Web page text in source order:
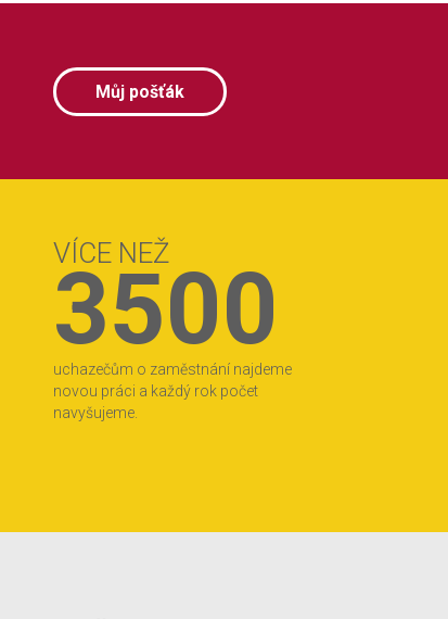
Můj pošťák
VÍCE NEŽ
3500
uchazečům o zaměstnání najdeme
novou práci a každý rok počet
navyšujeme.